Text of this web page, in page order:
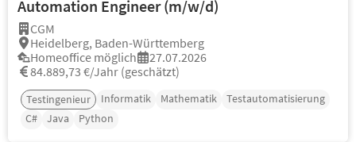
Automation Engineer (m/w/d)
CGM
Heidelberg, Baden-Württemberg
Homeoffice möglich
27.07.2026
84.889,73 €/Jahr (geschätzt)
Testingenieur Informatik Mathematik
Testautomatisierung
C#
Java Python